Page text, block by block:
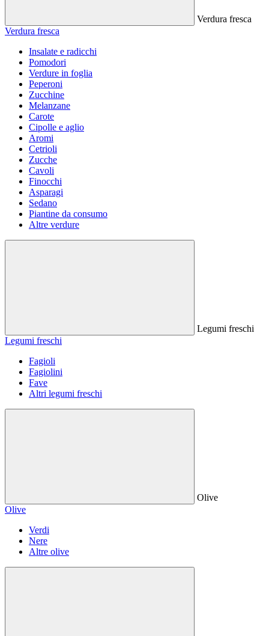
Verdura fresca
Verdura fresca
Insalate e radicchi
Pomodori
Verdure in foglia
Peperoni
Zucchine
Melanzane
Carote
Cipolle e aglio
Aromi
Cetrioli
Zucche
Cavoli
Finocchi
Asparagi
Sedano
Piantine da consumo
Altre verdure
Legumi freschi
Legumi freschi
Fagioli
Fagiolini
Fave
Altri legumi freschi
Olive
Olive
Verdi
Nere
Altre olive